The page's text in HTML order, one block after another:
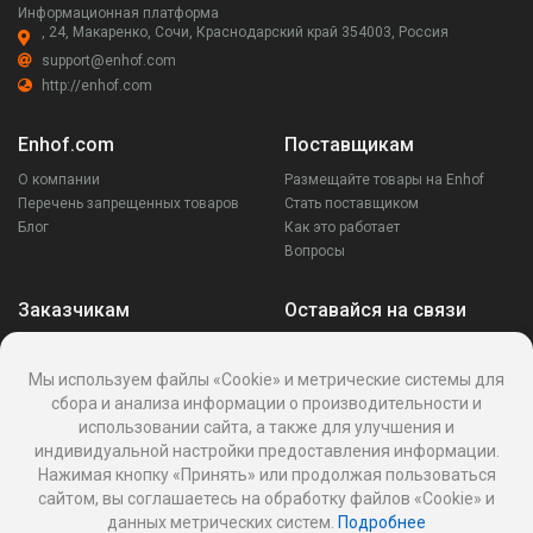
Информационная платформа
, 24, Макаренко, Сочи, Краснодарский край 354003, Россия
support@enhof.com
http://enhof.com
Enhof.com
О компании
Перечень запрещенных товаров
Блог
Поставщикам
Размещайте товары на Enhof
Стать поставщиком
Как это работает
Вопросы
Заказчикам
Ваши запросы
Написать поставщику
Написать в поддержку
Реквизиты
Оставайся на связи
Мы используем файлы «Cookie» и метрические системы для
сбора и анализа информации о производительности и
использовании сайта, а также для улучшения и
индивидуальной настройки предоставления информации.
Нажимая кнопку «Принять» или продолжая пользоваться
сайтом, вы соглашаетесь на обработку файлов «Cookie» и
данных метрических систем. Подробнее